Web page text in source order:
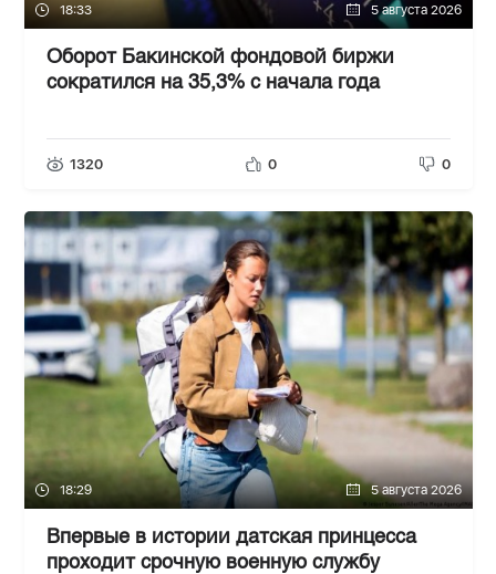
18:33 5 августа 2026
Оборот Бакинской фондовой биржи
сократился на 35,3% с начала года
1320 0 0
18:29 5 августа 2026
Впервые в истории датская принцесса
проходит срочную военную службу